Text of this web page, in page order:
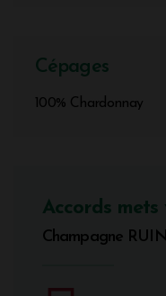
Cépages
100% Chardonnay
Accords
Champagne